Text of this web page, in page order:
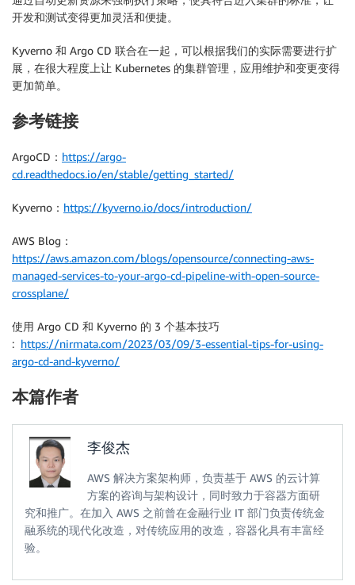
开发和测试变得更加灵活和便捷。
Kyverno 和 Argo CD 联合在一起，可以根据我们的实际需要进行扩
展，在很大程度上让 Kubernetes 的集群管理，应用维护和变更变得
更加简单。
参考链接
ArgoCD： https://argo-
cd.readthedocs.io/en/stable/getting_started/
Kyverno： https://kyverno.io/docs/introduction/
AWS Blog：
https://aws.amazon.com/blogs/opensource/connecting-aws-
managed-services-to-your-argo-cd-pipeline-with-open-source-
crossplane/
使用 Argo CD 和 Kyverno 的 3 个基本技巧
: https://nirmata.com/2023/03/09/3-essential-tips-for-using-
argo-cd-and-kyverno/
本篇作者
李俊杰
AWS 解决方案架构师，负责基于 AWS 的云计算
方案的咨询与架构设计，同时致力于容器方面研
究和推广。在加入 AWS 之前曾在金融行业 IT 部门负责传统金
融系统的现代化改造，对传统应用的改造，容器化具有丰富经
验。